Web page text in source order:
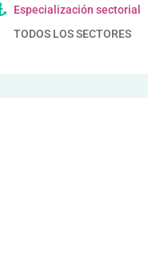
Especialización sectorial
TODOS LOS SECTORES